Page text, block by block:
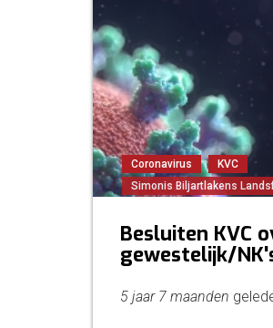
Coronavirus
KVC
Simonis Biljartlakens
Besluiten KVC
gewestelijk/
5 jaar 7 maanden